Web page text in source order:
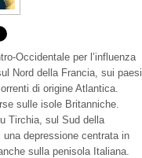
Occidentale per l’influenza
Nord della Francia, sui paesi
di origine Atlantica.
sulle isole Britanniche.
Tirchia, sul Sud della
una depressione centrata in
sulla penisola Italiana.